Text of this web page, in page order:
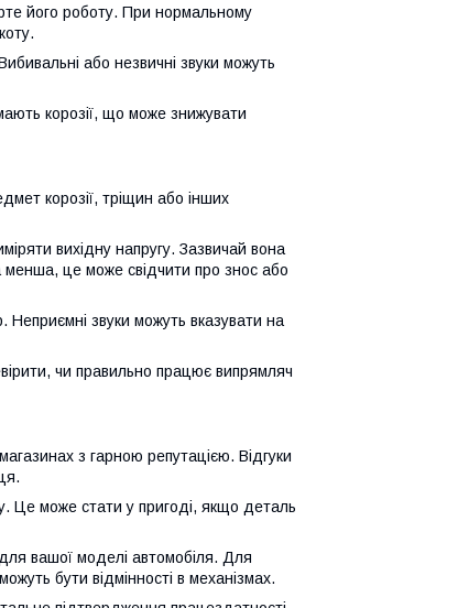
його роботу. При нормальному
або незвичні звуки можуть
корозії, що може знижувати
корозії, тріщин або інших
вихідну напругу. Зазвичай вона
це може свідчити про знос або
звуки можуть вказувати на
чи правильно працює випрямляч
з гарною репутацією. Відгуки
Це може стати у пригоді, якщо деталь
вашої моделі автомобіля. Для
бути відмінності в механізмах.